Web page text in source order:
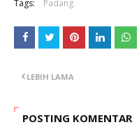
Tags: Padang
LEBIH LAMA
POSTING KOMENTAR